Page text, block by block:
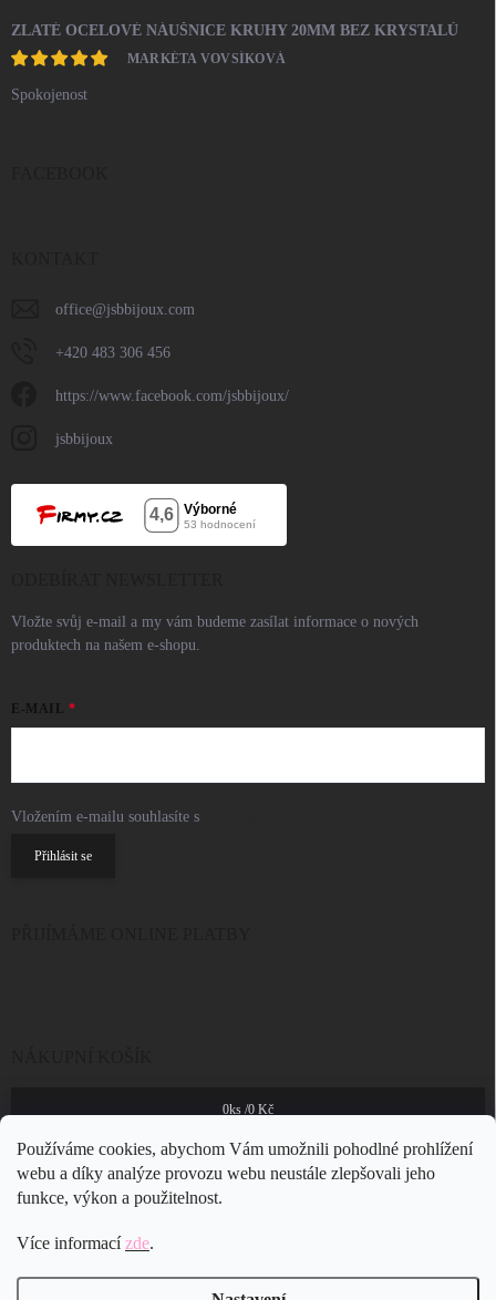
Používáme cookies, abychom Vám umožnili pohodlné prohlížení
webu a díky analýze provozu webu neustále zlepšovali jeho
funkce, výkon a použitelnost.
Více informacízde.
ZLATÉ OCELOVÉ NÁUŠNICE KRUHY 20MM BEZ KRYSTALŮ
MARKÉTA VOVSÍKOVÁ
Spokojenost
office@jsbbijoux.com
+420 483 306 456
https://www.facebook.com/jsbbijoux/
jsbbijoux
Vložte svůj e-mail a my vám budeme zasílat informace o nových
produktech na našem e-shopu.
E-MAIL
Vložením e-mailu souhlasíte s
Přihlásit se
0ks /0 Kč